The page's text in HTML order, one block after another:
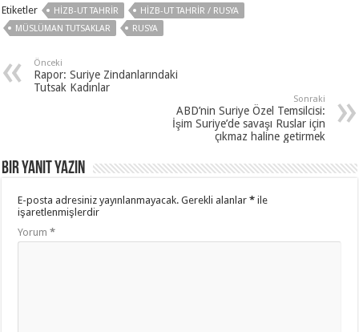
Etiketler HIZB-UT TAHRIR
HIZB-UT TAHRIR / RUSYA
MÜSLÜMAN TUTSAKLAR
RUSYA
Önceki
Rapor: Suriye Zindanlarındaki
Tutsak Kadınlar
Sonraki
ABD’nin Suriye Özel Temsilcisi:
İşim Suriye’de savaşı Ruslar için
çıkmaz haline getirmek
Bir yanıt yazın
E-posta adresiniz yayınlanmayacak. Gerekli alanlar* ile
işaretlenmişlerdir
Yorum*